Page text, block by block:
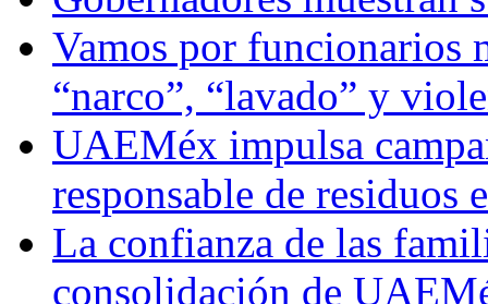
Vamos por funcionarios
“narco”, “lavado” y
UAEMéx impulsa
responsable de residuos
La confianza de las
consolidación de